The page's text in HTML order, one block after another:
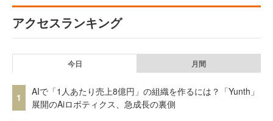
アクセスランキング
今日 月間
1
AIで「1人あたり売上8億円」の組織を作るには？「Yunth」
展開のAiロボティクス、急成長の裏側